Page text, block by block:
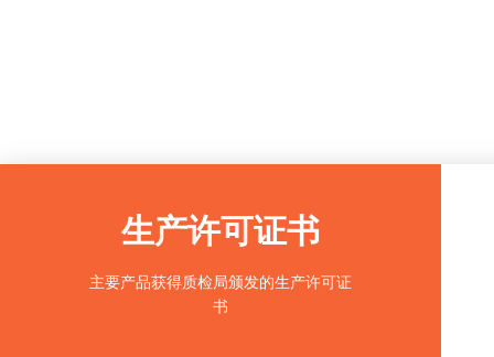
生产许可证书
主要产品获得质检局颁发的生产许可证
书